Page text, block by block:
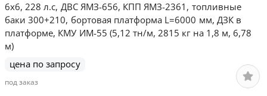
6х6, 228 л.с, ДВС ЯМЗ-656, КПП ЯМЗ-2361, топливные
баки 300+210, бортовая платформа L=6000 мм, ДЗК в
платформе, КМУ ИМ-55 (5,12 тн/м, 2815 кг на 1,8 м, 6,78
м)
цена по запросу
под заказ